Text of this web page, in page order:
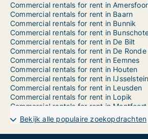
Commercial rentals for rent in
Commercial rentals for rent in Baarn
Commercial rentals for rent in Bunnik
Commercial rentals for rent in
Commercial rentals for rent in De Bilt
Commercial rentals for rent in De Ronde
Commercial rentals for rent in Eemnes
Commercial rentals for rent in Houten
Commercial rentals for rent in IJsselstein
Commercial rentals for rent in Leusden
Commercial rentals for rent in Lopik
Commercial rentals for rent in Montfoort
Commercial rentals for rent in
Commercial rentals for rent in Oudewater
Commercial rentals for rent in
Bekijk alle populaire zoekopdrachten